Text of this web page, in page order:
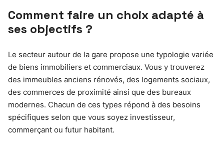
Comment faire un choix adapté à
ses objectifs ?
Le secteur autour de la gare propose une typologie variée
de biens immobiliers et commerciaux. Vous y trouverez
des immeubles anciens rénovés, des logements sociaux,
des commerces de proximité ainsi que des bureaux
modernes. Chacun de ces types répond à des besoins
spécifiques selon que vous soyez investisseur,
commerçant ou futur habitant.